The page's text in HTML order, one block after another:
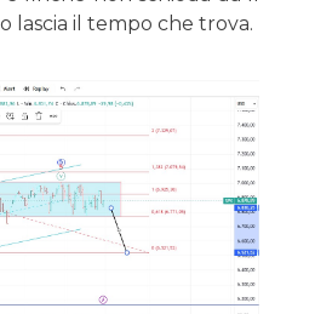
lascia il tempo che trova.